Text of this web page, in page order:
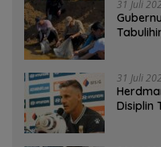
31 Juli
31 Juli
Disiplin